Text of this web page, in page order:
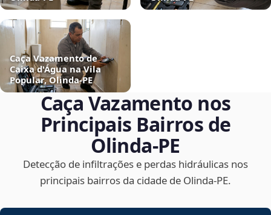
Caça Vazamento de
Caixa d'Água na Vila
Popular, Olinda‑PE
Caça Vazamento nos
Principais Bairros de
Olinda‑PE
Detecção de infiltrações e perdas hidráulicas nos
principais bairros da cidade de Olinda‑PE.